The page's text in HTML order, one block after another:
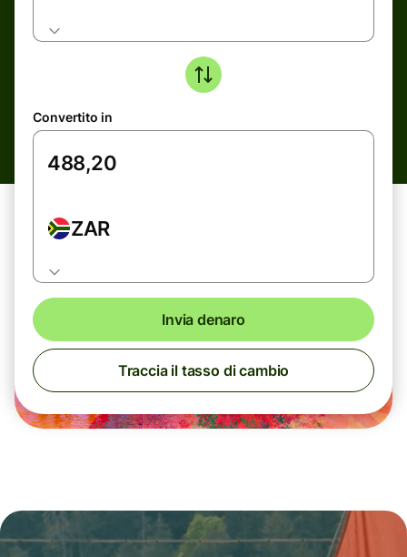
Convertito in
ZAR
Invia denaro
Traccia il tasso di cambio